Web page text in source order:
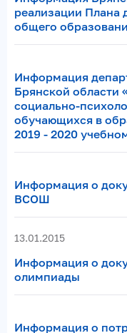
реализации Плана
общего
Информация
Брянской области
социально-
обучающихся в
2019 - 2020
Информация о
ВСОШ
13.01.2015
Информация о
олимпиады
Информация о